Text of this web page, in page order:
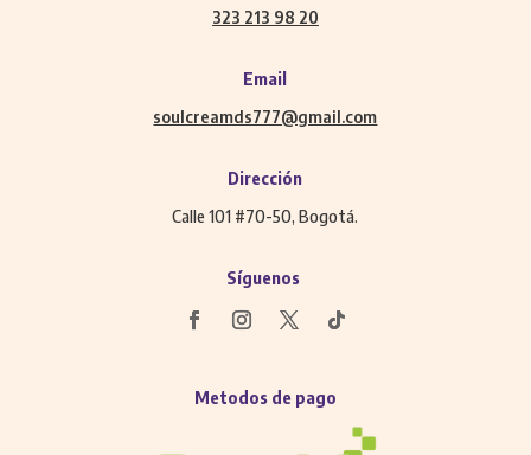
323 213 98 20
Email
soulcreamds777@gmail.com
Dirección
Calle 101 #70-50, Bogotá.
Síguenos
Metodos de pago